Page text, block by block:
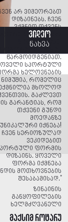
ვიდეო
ნახვა
არ ვიმეორებთ
დიზაინებს. ჩვენ
ვქმნით თქვენს
სპორტულ ფორმას
ნულიდან ისე,
როგორიც თქვენ ის
წარმოიდგენიათ.
სპორტული
ხელოვნების
ნიმუშია, რომელიც
მხოლოდ
გაძლევთ
გარანტიას, რომ
თქვენი გუნდი
მოედანზე
უნიკალური იქნება!
ჩვენ სერიოზულად
ვეკიდებით
ფორმის
დიზაინს. ყოველი
ფორმა იქმნება
მოთხოვნების
შესაბამისად."
ზინაინის
განყოფილების
ხელმძღვანელი
მაქსიმ როტარუ